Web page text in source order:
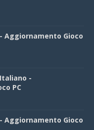
Aggiornamento Gioco
-
PC
Aggiornamento Gioco